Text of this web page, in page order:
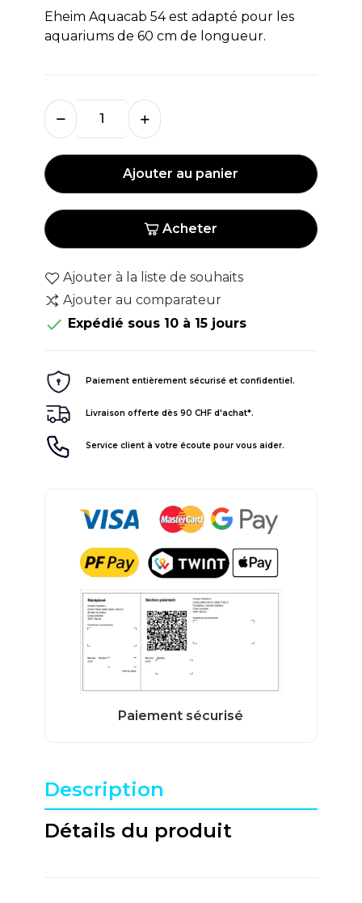
Eheim Aquacab 54 est adapté pour les
aquariums de 60 cm de longueur.
Ajouter au panier
Acheter
Ajouter à la liste de souhaits
Ajouter au comparateur
 Expédié sous 10 à 15 jours
Paiement entièrement sécurisé et confidentiel.
Livraison offerte dès 90 CHF d'achat*.
Service client à votre écoute pour vous aider.
Description
Détails du produit